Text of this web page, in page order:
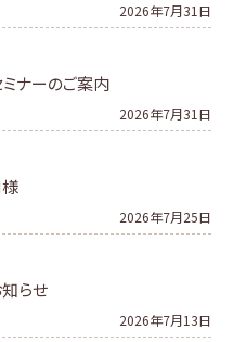
2026年7月31日
ミナーのご案内
2026年7月31日
2026年7月25日
らせ
2026年7月13日